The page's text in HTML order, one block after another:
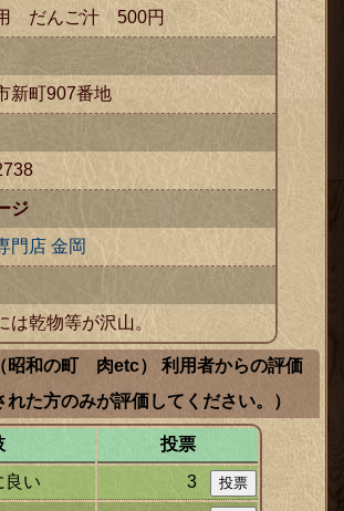
だんご汁 500円
新町907番地
ジ
門店 金岡
は乾物等が沢山。
昭和の町 肉etc） 利用者からの評価
れた方のみが評価してください。）
投票
良い
3